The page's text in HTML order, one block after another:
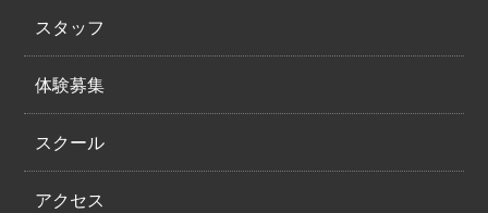
スタッフ
体験募集
スクール
アクセス